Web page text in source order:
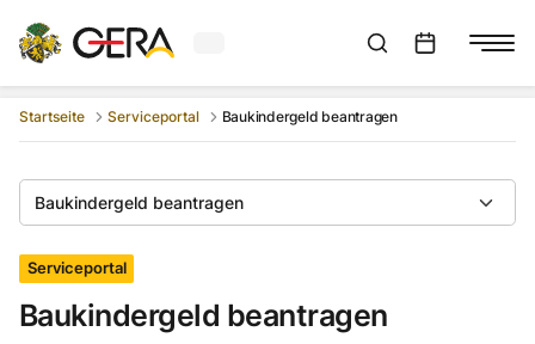
Aktuelles Wetter in GeraSuchleiste anzeigen
Startseite Serviceportal Baukindergeld beantragen
Baukindergeld beantragen
Serviceportal
Baukindergeld beantragen